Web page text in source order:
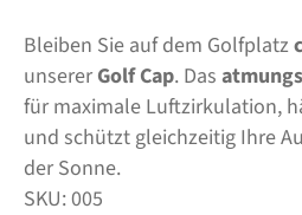
basierend
Kundenbewertung
Bleiben Sie auf dem Golfplatz
unsererGolf Cap. Das
für maximale Luftzirkulation,
und schützt gleichzeitig Ihre
der Sonne.
SKU: 005